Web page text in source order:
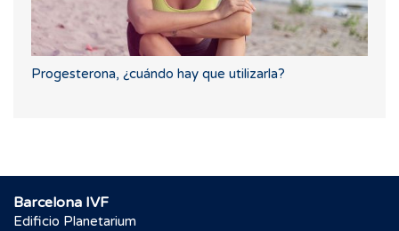
Progesterona, ¿cuándo hay que utilizarla?
Barcelona IVF
Edificio Planetarium